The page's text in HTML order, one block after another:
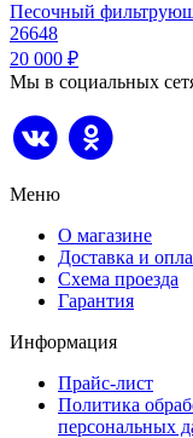
Песочный
26648
20 000 ₽
Мы в социальных
Меню
О магазине
Доставка и
Схема проезда
Гарантия
Информация
Прайс-лист
Политика
персональных